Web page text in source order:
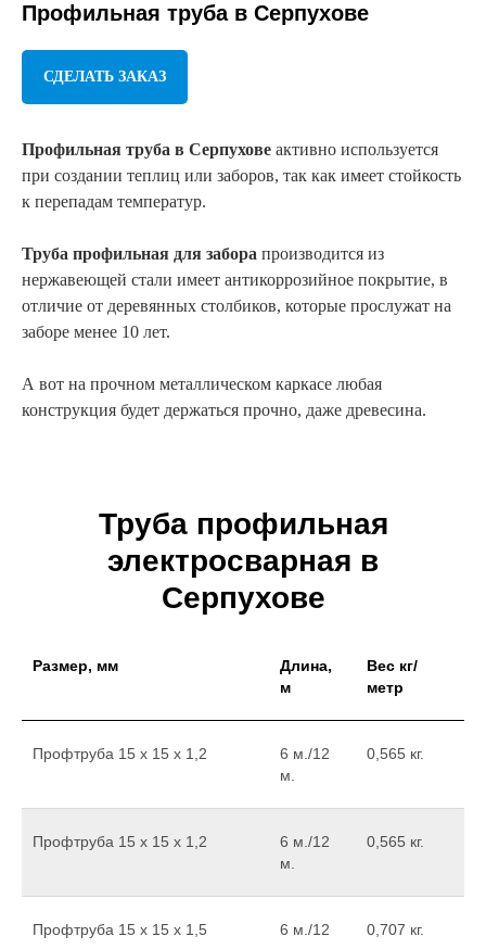
Профильная трубав Серпухове
СДЕЛАТЬ ЗАКАЗ
Профильная труба в Серпухове активно используется
при создании теплиц или заборов, так как имеет стойкость
к перепадам температур.
Труба профильная для забора производится из
нержавеющей стали имеет антикоррозийное покрытие, в
отличие от деревянных столбиков, которые прослужат на
заборе менее 10 лет.
А вот на прочном металлическом каркасе любая
конструкция будет держаться прочно, даже древесина.
Труба профильная
электросварная в
Серпухове
Размер, мм
Длина,
м
Вес кг/
метр
Профтруба 15 х 15 х 1,2
6 м./12
м.
0,565 кг.
Профтруба 15 х 15 х 1,2
6 м./12
м.
0,565 кг.
Профтруба 15 х 15 х 1,5
6 м./12
0,707 кг.